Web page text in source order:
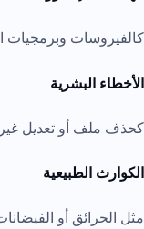
كالفيروسات وبرمجيات
الأخطاء البشرية
كحذف ملف أو تعديل
الكوارث الطبيعية
مثل الحرائق أو